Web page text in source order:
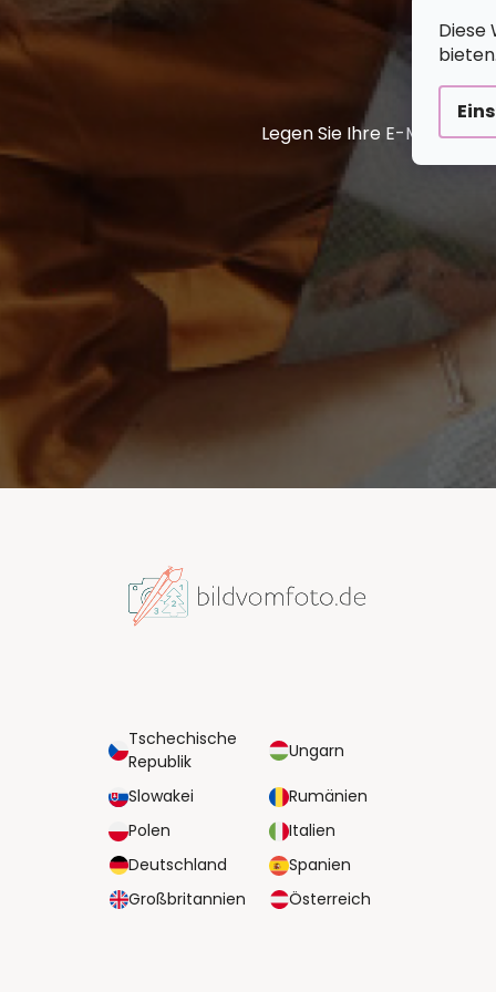
Diese
bieten.
Legen Sie Ihre E-Mail ein
Tschechische
Republik
Ungarn
Slowakei
Rumänien
Polen
Italien
Deutschland
Spanien
Großbritannien
Österreich